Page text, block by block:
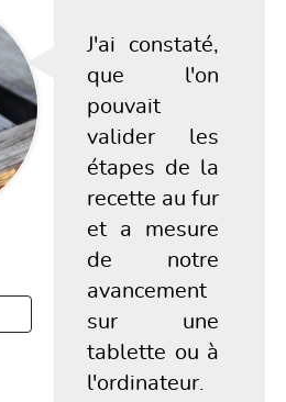
J'ai constaté,
que l'on
pouvait
valider les
étapes de la
recette au fur
et a mesure
de notre
avancement
sur une
tablette ou à
l'ordinateur.